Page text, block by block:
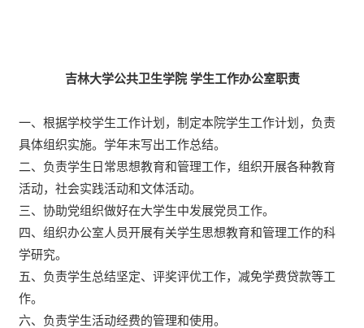
吉林大学公共卫生学院 学生工作办公室职责
一、根据学校学生工作计划，制定本院学生工作计划，负责
具体组织实施。学年末写出工作总结。
二、负责学生日常思想教育和管理工作，组织开展各种教育
活动，社会实践活动和文体活动。
三、协助党组织做好在大学生中发展党员工作。
四、组织办公室人员开展有关学生思想教育和管理工作的科
学研究。
五、负责学生总结坚定、评奖评优工作，减免学费贷款等工
作。
六、负责学生活动经费的管理和使用。